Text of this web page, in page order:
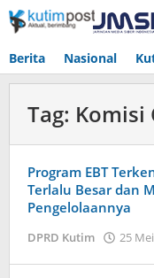
Lewati
ke
Berita Nasional
Tag: Komisi
Program EBT
Terlalu Besar dan
Pengelolaannya
DPRD Kutim 25